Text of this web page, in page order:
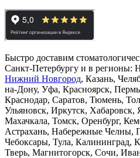
Быстро доставим
Санкт-Петербургу и в регионы:
Нижний Новгород, Казань,
на-Дону, Уфа, Красноярск,
Краснодар, Саратов, Тюмень,
Ульяновск, Иркутск, Хабаровск,
Махачкала, Томск, Оренбург,
Астрахань, Набережные Челны,
Чебоксары, Тула, Калининград,
Тверь, Магнитогорск, Сочи,